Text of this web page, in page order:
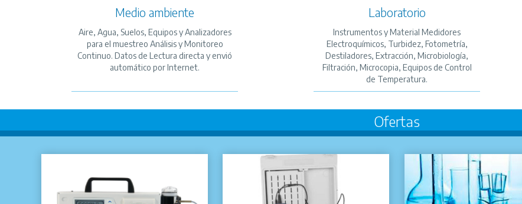
Medio ambiente
Aire, Agua, Suelos, Equipos y Analizadores
para el muestreo Análisis y Monitoreo
Continuo. Datos de Lectura directa y envió
automático por Internet.
Laboratorio
Instrumentos y Material Medidores
Electroquímicos, Turbidez, Fotometría,
Destiladores, Extracción, Microbiología,
Filtración, Microcopia, Equipos de Control
de Temperatura.
Ofertas